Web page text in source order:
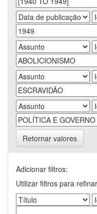
Retornar valores
Adicionar filtros:
Utilizar filtros para